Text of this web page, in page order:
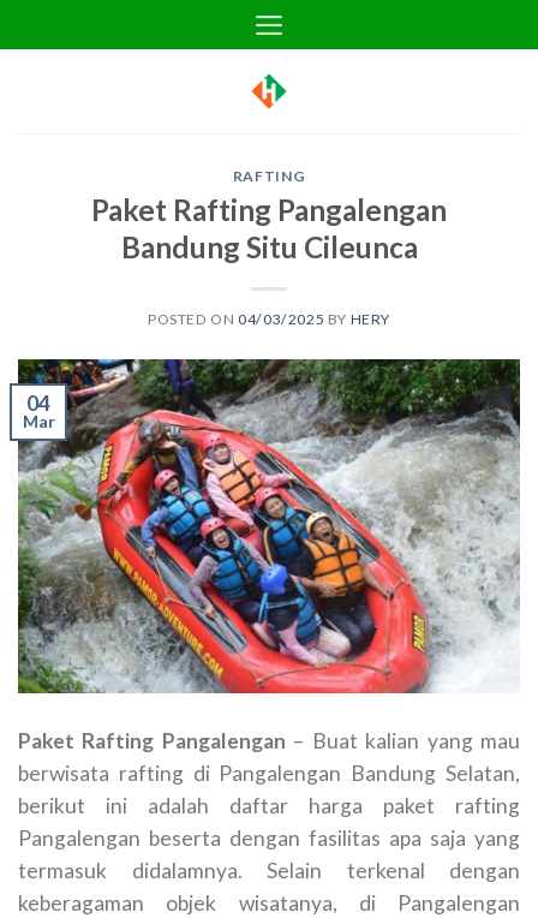
to
RAFTING
Paket Rafting Pangalengan
Bandung Situ Cileunca
POSTED ON04/03/2025 BY HERY
04
Mar
Paket Rafting Pangalengan – Buat kalian yang mau
berwisata rafting di Pangalengan Bandung Selatan,
berikut ini adalah daftar harga paket rafting
Pangalengan beserta dengan fasilitas apa saja yang
termasuk didalamnya. Selain terkenal dengan
keberagaman objek wisatanya, di Pangalengan